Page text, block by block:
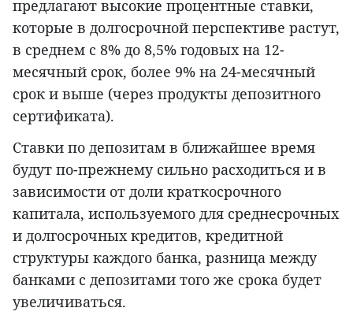
предлагают высокие процентные ставки,
которые в долгосрочной перспективе растут,
в среднем с 8% до 8,5% годовых на 12-
месячный срок, более 9% на 24-месячный
срок и выше (через продукты депозитного
сертификата).
Ставки по депозитам в ближайшее время
будут по-прежнему сильно расходиться и в
зависимости от доли краткосрочного
капитала, используемого для среднесрочных
и долгосрочных кредитов, кредитной
структуры каждого банка, разница между
банками с депозитами того же срока будет
увеличиваться.